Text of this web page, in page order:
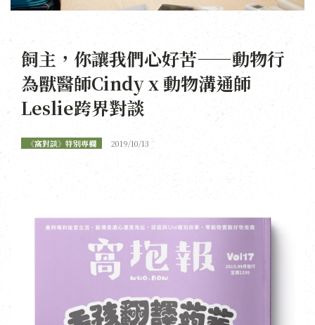
飼主，你讓我們心好苦——動物行
為獸醫師Cindy x 動物溝通師
Leslie跨界對談
《窩對談》特別專欄 2019/10/13